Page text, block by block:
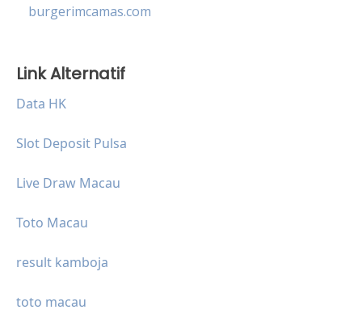
burgerimcamas.com
Link Alternatif
Data HK
Slot Deposit Pulsa
Live Draw Macau
Toto Macau
result kamboja
toto macau